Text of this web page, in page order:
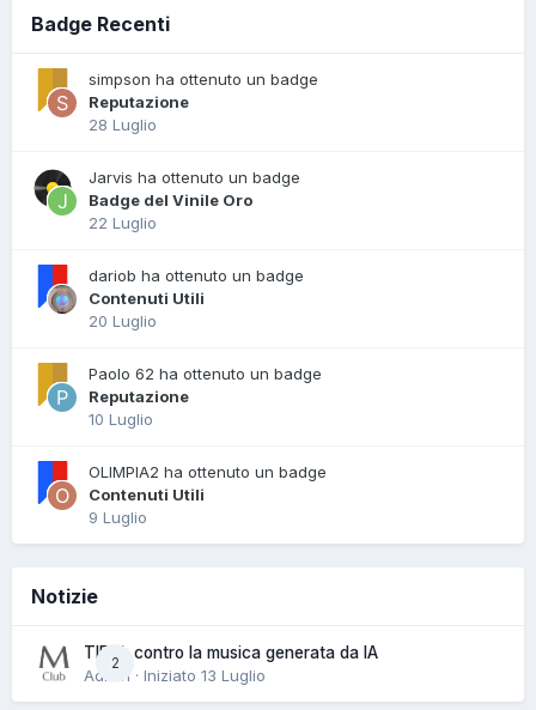
Badge Recenti
simpson ha ottenuto un badge
Reputazione
28 Luglio
Jarvis ha ottenuto un badge
Badge del Vinile Oro
22 Luglio
dariob ha ottenuto un badge
Contenuti Utili
20 Luglio
Paolo 62 ha ottenuto un badge
Reputazione
10 Luglio
OLIMPIA2 ha ottenuto un badge
Contenuti Utili
9 Luglio
Notizie
2
TIDAL contro la musica generata da IA
Admin · Iniziato 13 Luglio